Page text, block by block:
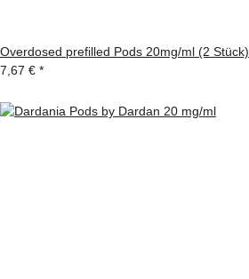
Overdosed prefilled Pods 20mg/ml (2 Stück)
7,67 € *